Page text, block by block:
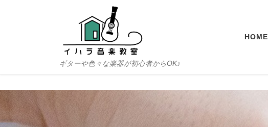
ギターや色々な楽器が初心者からOK♪
HOME